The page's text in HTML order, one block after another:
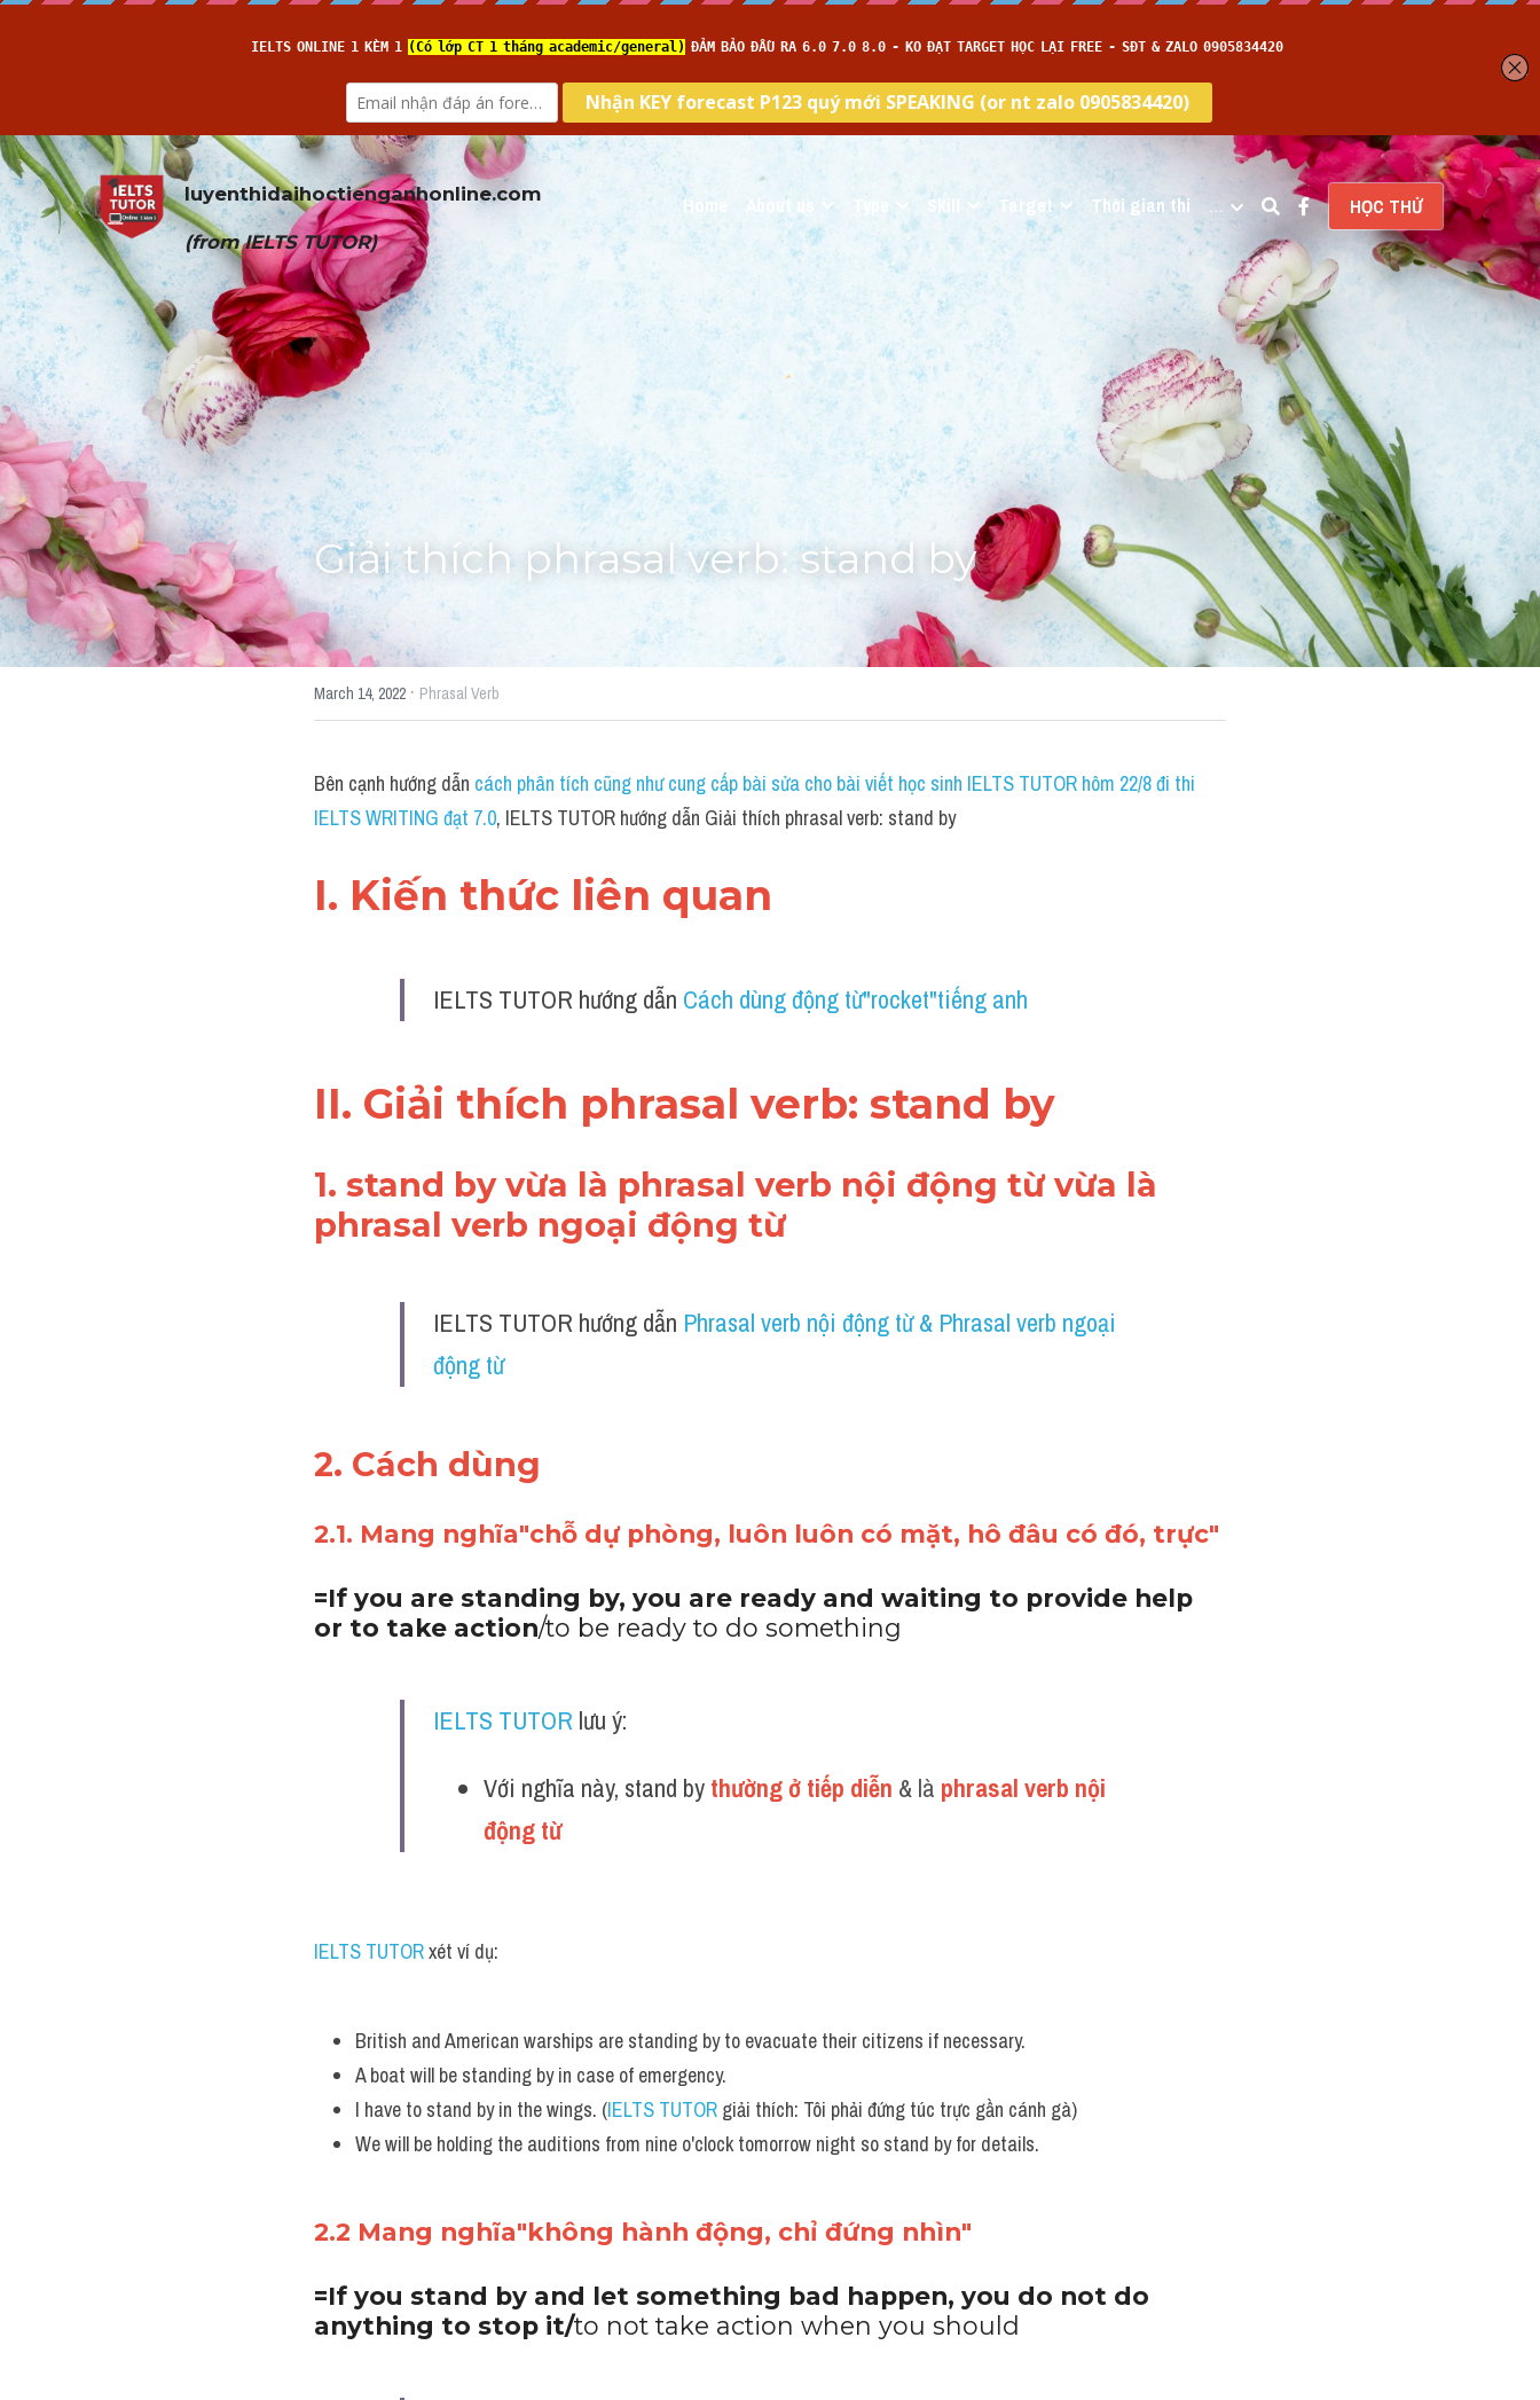
luyenthidaihoctienganhonline.com
(from IELTS TUTOR)
Home About us Type Skill Target Thời gian thi … HỌC THỬ
Giải thích phrasal verb: stand by
March 14, 2022 · Phrasal Verb
Bên cạnh hướng dẫn cách phân tích cũng như cung cấp bài sửa cho bài viết học sinh IELTS TUTOR hôm 22/8 đi thi
IELTS WRITING đạt 7.0, IELTS TUTOR hướng dẫn Giải thích phrasal verb: stand by
I. Kiến thức liên quan
IELTS TUTOR hướng dẫn Cách dùng động từ"rocket"tiếng anh
II. Giải thích phrasal verb: stand by
1. stand by vừa là phrasal verb nội động từ vừa là
phrasal verb ngoại động từ
IELTS TUTOR hướng dẫn Phrasal verb nội động từ & Phrasal verb ngoại
động từ
2. Cách dùng
2.1. Mang nghĩa"chỗ dự phòng, luôn luôn có mặt, hô đâu có đó, trực"
=If you are standing by, you are ready and waiting to provide help
or to take action/to be ready to do something
IELTS TUTOR lưu ý:
Với nghĩa này, stand by thường ở tiếp diễn & là phrasal verb nội
động từ
IELTS TUTOR xét ví dụ:
British and American warships are standing by to evacuate their citizens if necessary.
A boat will be standing by in case of emergency.
I have to stand by in the wings. (IELTS TUTOR giải thích: Tôi phải đứng túc trực gần cánh gà)
We will be holding the auditions from nine o'clock tomorrow night so stand by for details.
2.2 Mang nghĩa"không hành động, chỉ đứng nhìn"
=If you stand by and let something bad happen, you do not do
anything to stop it/to not take action when you should